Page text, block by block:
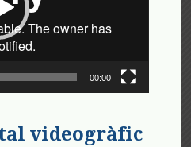
00:00
videogràfic